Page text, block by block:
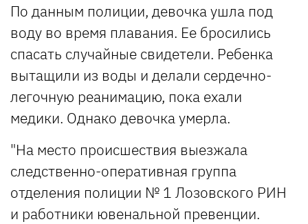
По данным полиции, девочка ушла под
воду во время плавания. Ее бросились
спасать случайные свидетели. Ребенка
вытащили из воды и делали сердечно-
легочную реанимацию, пока ехали
медики. Однако девочка умерла.
"На место происшествия выезжала
следственно-оперативная группа
отделения полиции № 1 Лозовского РИН
и работники ювенальной превенции.